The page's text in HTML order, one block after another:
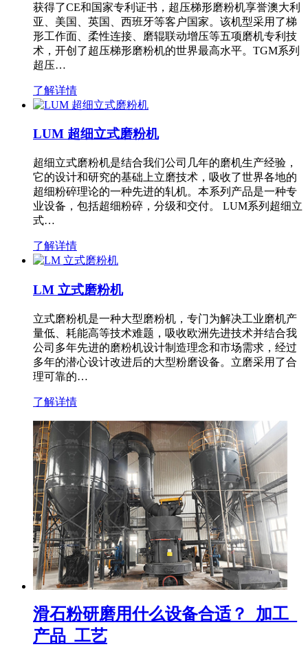
获得了CE和国家专利证书，超压梯形磨粉机享誉澳大利
亚、美国、英国、西班牙等客户国家。该机型采用了梯
形工作面、柔性连接、磨辊联动增压等五项磨机专利技
术，开创了超压梯形磨粉机的世界最高水平。TGM系列
超压…
了解详情
LUM 超细立式磨粉机
超细立式磨粉机是结合我们公司几年的磨机生产经验，
它的设计和研究的基础上立磨技术，吸收了世界各地的
超细粉碎理论的一种先进的轧机。本系列产品是一种专
业设备，包括超细粉碎，分级和交付。 LUM系列超细立
式…
了解详情
LM 立式磨粉机
立式磨粉机是一种大型磨粉机，专门为解决工业磨机产
量低、耗能高等技术难题，吸收欧洲先进技术并结合我
公司多年先进的磨粉机设计制造理念和市场需求，经过
多年的潜心设计改进后的大型粉磨设备。立磨采用了合
理可靠的…
了解详情
滑石粉研磨用什么设备合适？_加工_
产品_工艺